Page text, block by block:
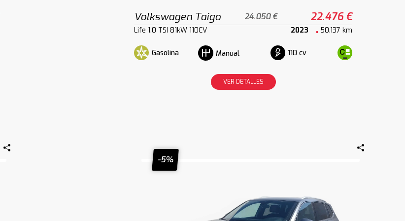
Volkswagen Taigo 24.050 € 22.476 €
Life 1.0 TSI 81kW 110CV 2023 50.137 km
Gasolina Manual 110 cv
VER DETALLES
-5%